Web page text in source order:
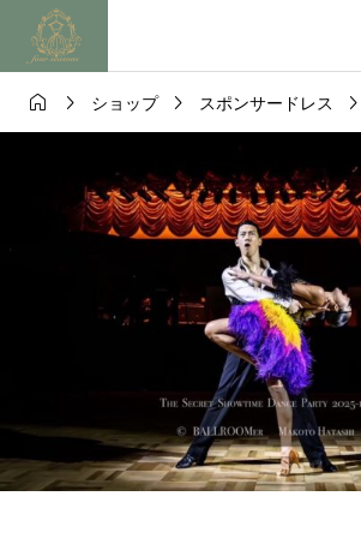
  ショップ  スポンサードレス 